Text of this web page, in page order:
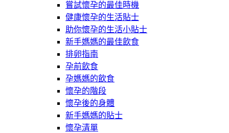
嘗試懷孕的最佳時機
健康懷孕的生活貼士
助你懷孕的生活小貼士
新手媽媽的最佳飲食
排卵指南
孕前飲食
孕媽媽的飲食
懷孕的階段
懷孕後的身體
新手媽媽的貼士
懷孕清單